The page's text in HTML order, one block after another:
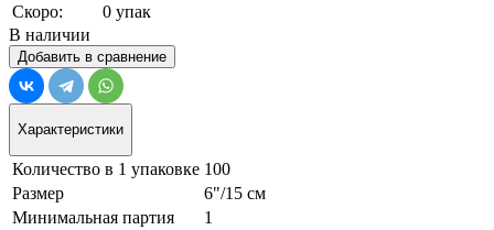
Скоро:
0 упак
В наличии
Добавить в сравнение
Характеристики
Количество в 1 упаковке 100
Размер
6"/15 см
Минимальная партия
1